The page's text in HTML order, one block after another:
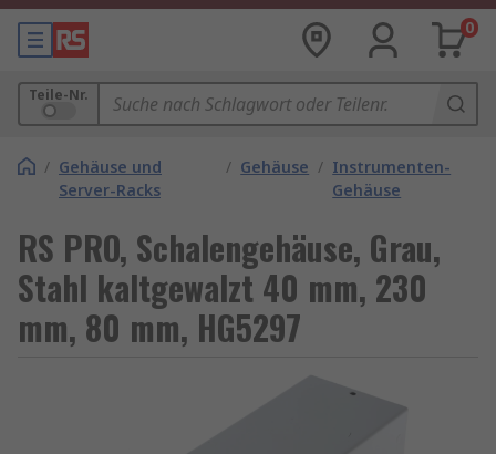
0
Teile-Nr.
/ Gehäuse und
Server-Racks
/ Gehäuse / Instrumenten-
Gehäuse
RS PRO, Schalengehäuse, Grau,
Stahl kaltgewalzt 40 mm, 230
mm, 80 mm, HG5297